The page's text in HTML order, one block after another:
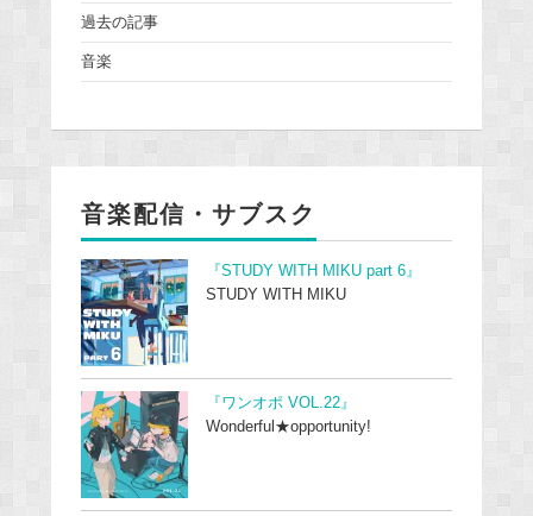
過去の記事
音楽
音楽配信・サブスク
『STUDY WITH MIKU part 6』
STUDY WITH MIKU
『ワンオポ VOL.22』
Wonderful★opportunity!